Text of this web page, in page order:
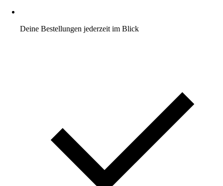
Deine Bestellungen jederzeit im Blick